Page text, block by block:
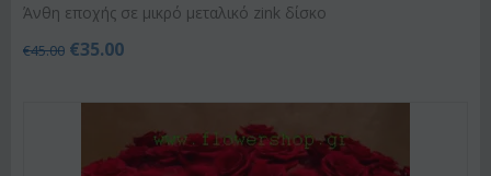
Άνθη εποχής σε μικρό μεταλικό zink δίσκο
€45.00 €35.00